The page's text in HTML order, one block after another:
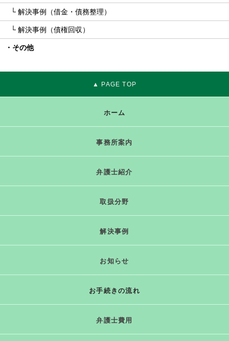
解決事例（借金・債務整理）
解決事例（債権回収）
その他
ホーム
事務所案内
弁護士紹介
取扱分野
解決事例
お知らせ
お手続きの流れ
弁護士費用